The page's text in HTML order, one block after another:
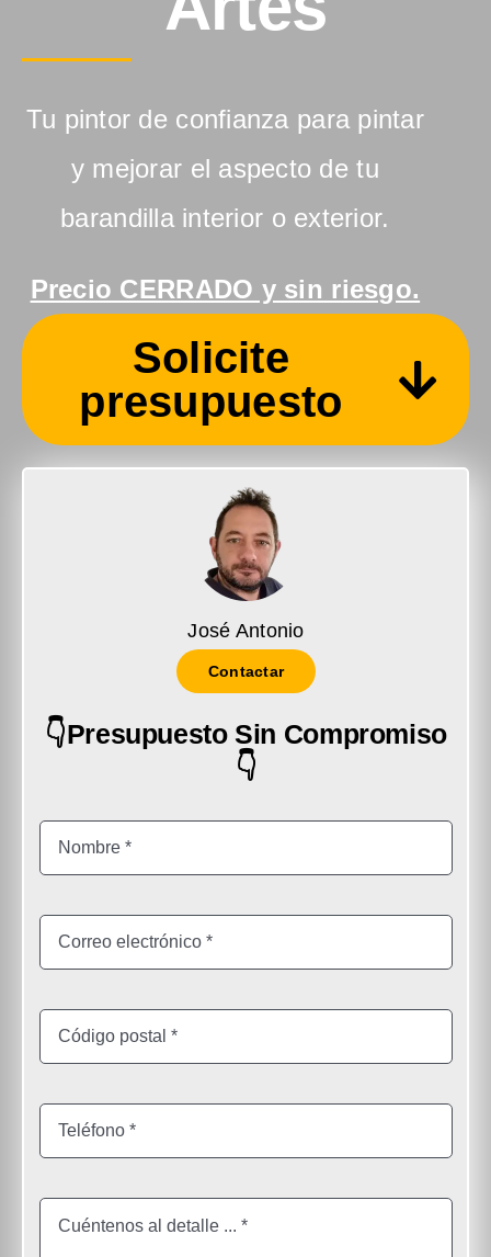
Tu pintor de confianza para pintar
y mejorar el aspecto de tu
barandilla interior o exterior.
Precio CERRADO y sin riesgo.
Solicite
presupuesto
José Antonio
Contactar
👇Presupuesto Sin Compromiso
👇